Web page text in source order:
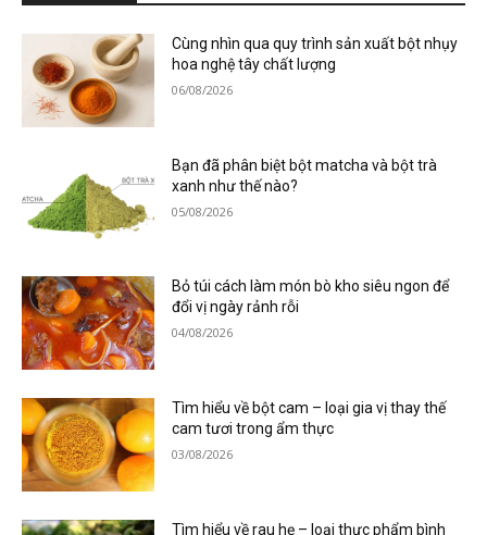
Cùng nhìn qua quy trình sản xuất bột nhụy
hoa nghệ tây chất lượng
06/08/2026
Bạn đã phân biệt bột matcha và bột trà
xanh như thế nào?
05/08/2026
Bỏ túi cách làm món bò kho siêu ngon để
đổi vị ngày rảnh rỗi
04/08/2026
Tìm hiểu về bột cam – loại gia vị thay thế
cam tươi trong ẩm thực
03/08/2026
Tìm hiểu về rau hẹ – loại thực phẩm bình